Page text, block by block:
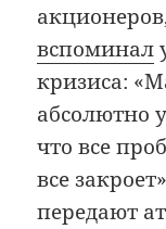
вспоминал
кризиса:
абсолютно
что все
все
передают